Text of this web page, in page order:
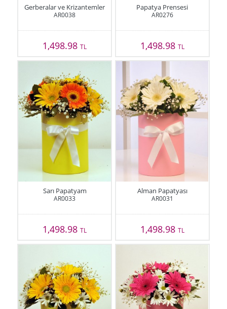
Gerberalar ve Krizantemler
AR0038
1,498.98TL
Papatya Prensesi
AR0276
1,498.98 TL
Sarı Papatyam
AR0033
1,498.98TL
Alman Papatyası
AR0031
1,498.98 TL